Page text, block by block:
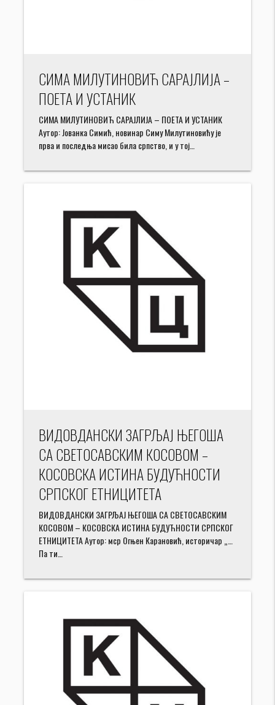
СИМА МИЛУТИНОВИЋ САРАЈЛИЈА –
ПОЕТА И УСТАНИК
СИМА МИЛУТИНОВИЋ САРАЈЛИЈА – ПОЕТА И УСТАНИК
Аутор: Јованка Симић, новинар Симу Милутиновићу је
прва и последња мисао била српство, и у тој…
ВИДОВДАНСКИ ЗАГРЉАЈ ЊЕГОША
СА СВЕТОСАВСКИМ КОСОВОМ –
КОСОВСКА ИСТИНА БУДУЋНОСТИ
СРПСКОГ ЕТНИЦИТЕТА
ВИДОВДАНСКИ ЗАГРЉАЈ ЊЕГОША СА СВЕТОСАВСКИМ
КОСОВОМ – КОСОВСКА ИСТИНА БУДУЋНОСТИ СРПСКОГ
ЕТНИЦИТЕТА Аутор: мср Огњен Карановић, историчар „…
Па ти…